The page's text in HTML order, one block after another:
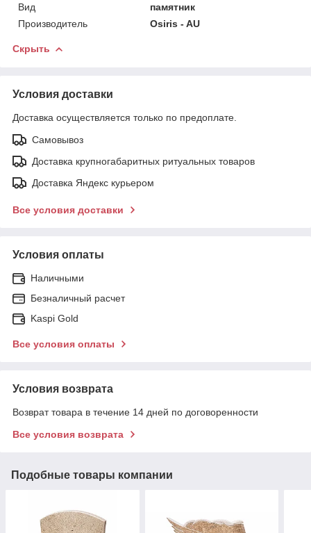
Вид
памятник
Производитель
Osiris - AU
Скрыть
Условия доставки
Доставка осуществляется только по предоплате.
Самовывоз
Доставка крупногабаритных ритуальных товаров
Доставка Яндекс курьером
Все условия доставки
Условия оплаты
Наличными
Безналичный расчет
Kaspi Gold
Все условия оплаты
Условия возврата
Возврат товара в течение 14 дней по договоренности
Все условия возврата
Подобные товары компании